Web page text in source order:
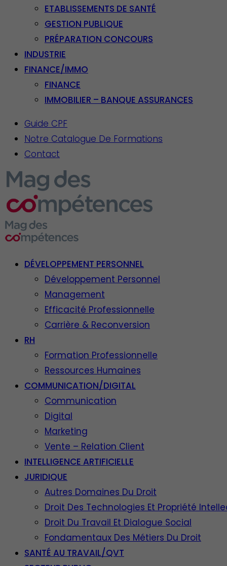
ETABLISSEMENTS DE SANTÉ
GESTION PUBLIQUE
PRÉPARATION CONCOURS
INDUSTRIE
FINANCE/IMMO
FINANCE
IMMOBILIER – BANQUE ASSURANCES
Guide CPF
Notre Catalogue De Formations
Contact
DÉVELOPPEMENT PERSONNEL
Développement Personnel
Management
Efficacité Professionnelle
Carrière & Reconversion
RH
Formation Professionnelle
Ressources Humaines
COMMUNICATION/DIGITAL
Communication
Digital
Marketing
Vente – Relation Client
INTELLIGENCE ARTIFICIELLE
JURIDIQUE
Autres Domaines Du Droit
Droit Des Technologies Et Propriété
Droit Du Travail Et Dialogue Social
Fondamentaux Des Métiers Du Droit
SANTÉ AU TRAVAIL/QVT